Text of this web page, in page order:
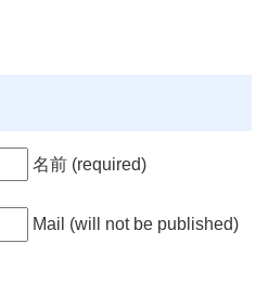
名前 (required)
Mail (will not be published)